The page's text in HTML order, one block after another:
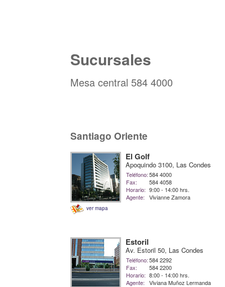
Sucursales
Mesa central 584 4000
Santiago Oriente
ver mapa
El Golf
Apoquindo 3100, Las Condes
Teléfono:584 4000
Fax:
584 4058
Horario: 9:00 - 14:00 hrs.
Agente:
Vivianne Zamora
Estoril
Av. Estoril 50, Las Condes
Teléfono:584 2292
Fax:
584 2200
Horario: 8:00 - 14:00 hrs.
Agente:
Viviana Muñoz Lermanda